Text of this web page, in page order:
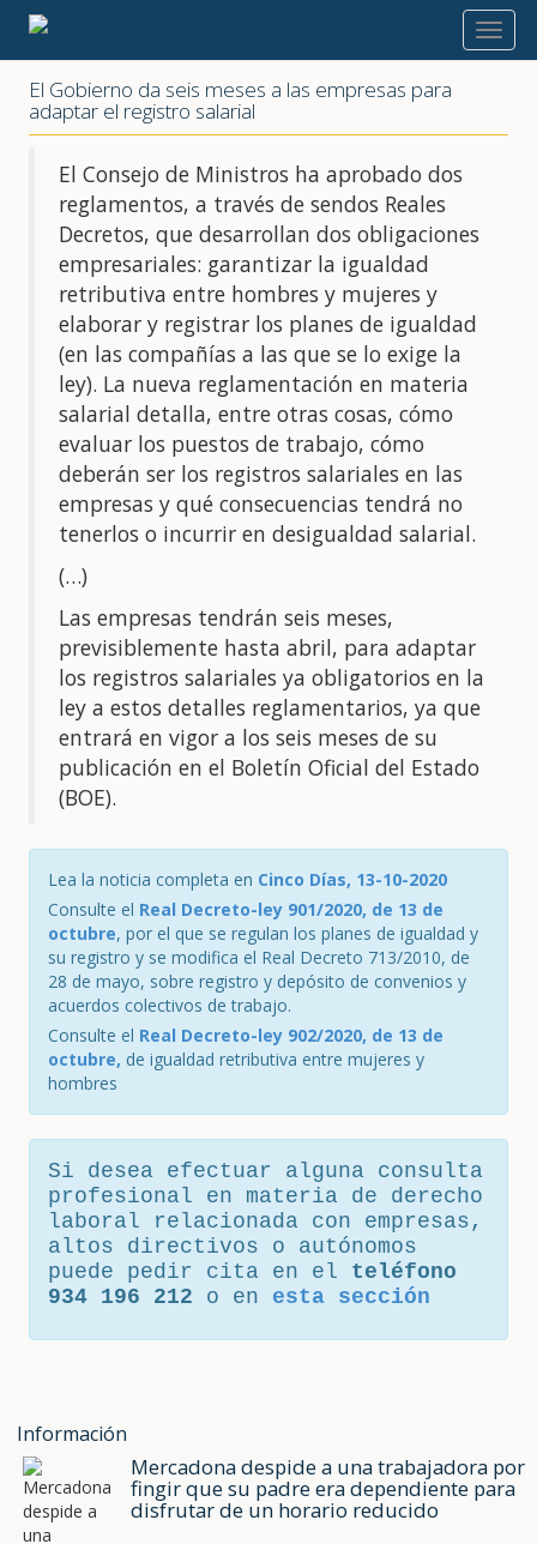
2020
El Gobierno da seis meses a las empresas para
adaptar el registro salarial
El Consejo de Ministros ha aprobado dos
reglamentos, a través de sendos Reales
Decretos, que desarrollan dos obligaciones
empresariales: garantizar la igualdad
retributiva entre hombres y mujeres y
elaborar y registrar los planes de igualdad
(en las compañías a las que se lo exige la
ley). La nueva reglamentación en materia
salarial detalla, entre otras cosas, cómo
evaluar los puestos de trabajo, cómo
deberán ser los registros salariales en las
empresas y qué consecuencias tendrá no
tenerlos o incurrir en desigualdad salarial.
(…)
Las empresas tendrán seis meses,
previsiblemente hasta abril, para adaptar
los registros salariales ya obligatorios en la
ley a estos detalles reglamentarios, ya que
entrará en vigor a los seis meses de su
publicación en el Boletín Oficial del Estado
(BOE).
Lea la noticia completa en Cinco Días, 13-10-2020
Consulte el Real Decreto-ley 901/2020, de 13 de
octubre, por el que se regulan los planes de igualdad y
su registro y se modifica el Real Decreto 713/2010, de
28 de mayo, sobre registro y depósito de convenios y
acuerdos colectivos de trabajo.
Consulte el Real Decreto-ley 902/2020, de 13 de
octubre, de igualdad retributiva entre mujeres y
hombres
Si desea efectuar alguna consulta
profesional en materia de derecho
laboral relacionada con empresas,
altos directivos o autónomos
puede pedir cita en el teléfono
934 196 212 o en esta sección
Información
Mercadona despide a una trabajadora por
fingir que su padre era dependiente para
disfrutar de un horario reducido